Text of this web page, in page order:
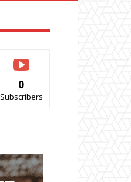
0
Subscribers